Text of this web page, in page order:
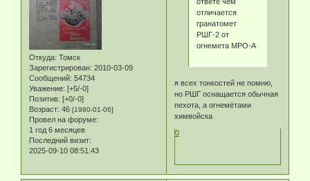
Откуда: Томск
Зарегистрирован: 2010-03-09
Сообщений: 54734
Уважение: [+5/-0]
Позитив: [+0/-0]
Возраст: 46 [1980-01-06]
Провел на форуме:
1 год 6 месяцев
Последний визит:
2025-09-10 08:51:43
отличается
гранатомет
РШГ-2 от
огнемета МРО-А
я всех тонкостей не помню,
но РШГ оснащается обычная
пехота, а огнемётами
химвойска
0